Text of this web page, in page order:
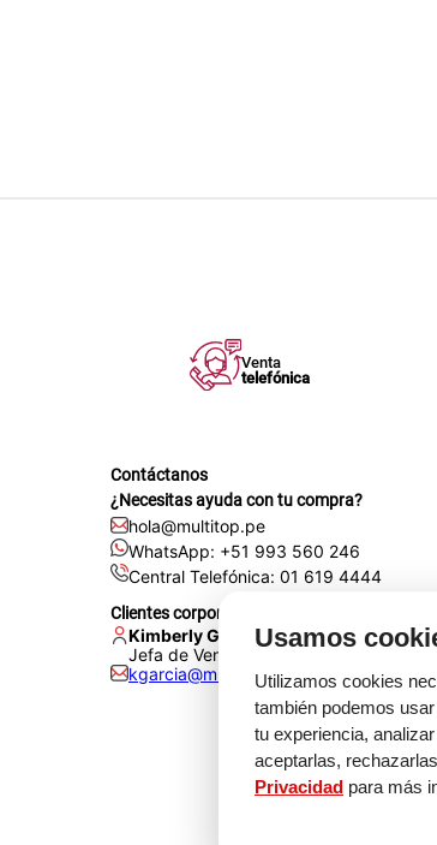
Usamos
Utilizamos cookies
también podemos
tu experiencia,
aceptarlas,
Privacidad para más
Venta
telefónica
Contáctanos
¿Necesitas ayuda con tu compra?
hola@multitop.pe
WhatsApp: +51 993 560 246
Central Telefónica: 01 619 4444
Clientes corporativos
Kimberly Garcia
Jefa de Ventas Empresas
kgarcia@multitop.pe